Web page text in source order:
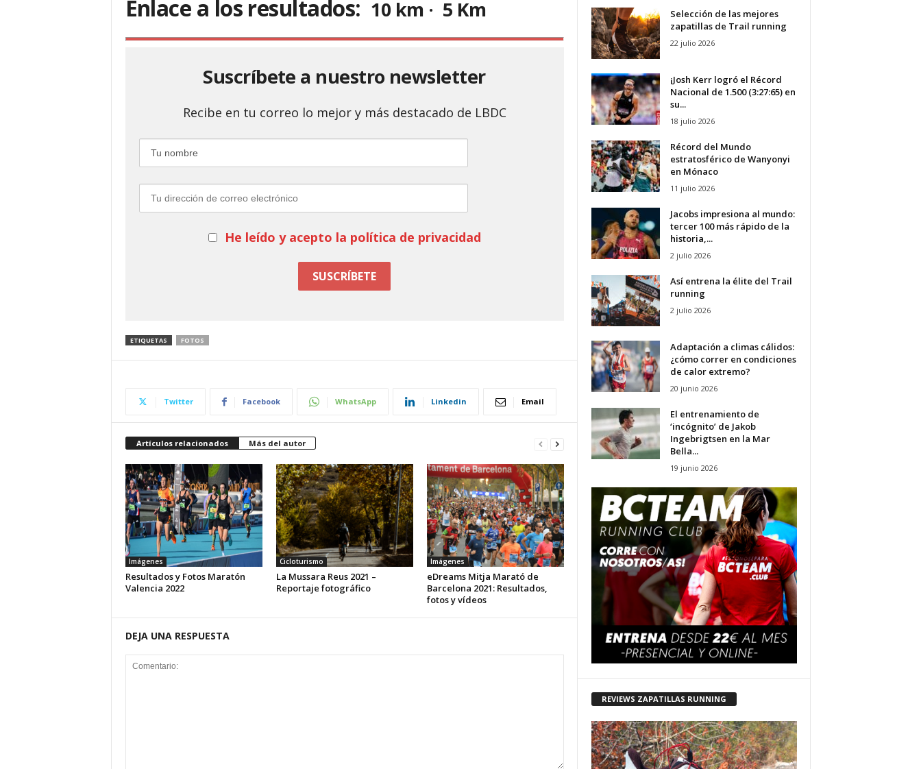
Enlace a los resultados: 10 km · 5 Km
Suscríbete a nuestro newsletter
Recibe en tu correo lo mejor y más destacado de LBDC
He leído y acepto la política de privacidad
ETIQUETAS FOTOS
Twitter Facebook WhatsApp Linkedin Email
Artículos relacionados Más del autor
Imágenes
Resultados y Fotos Maratón
Valencia 2022
Cicloturismo
La Mussara Reus 2021 –
Reportaje fotográfico
Imágenes
eDreams Mitja Marató de
Barcelona 2021: Resultados,
fotos y vídeos
DEJA UNA RESPUESTA
Selección de las mejores
zapatillas de Trail running
22 julio 2026
¡Josh Kerr logró el Récord
Nacional de 1.500 (3:27:65) en
su...
18 julio 2026
Récord del Mundo
estratosférico de Wanyonyi
en Mónaco
11 julio 2026
Jacobs impresiona al mundo:
tercer 100 más rápido de la
historia,...
2 julio 2026
Así entrena la élite del Trail
running
2 julio 2026
Adaptación a climas cálidos:
¿cómo correr en condiciones
de calor extremo?
20 junio 2026
El entrenamiento de
‘incógnito’ de Jakob
Ingebrigtsen en la Mar
Bella...
19 junio 2026
REVIEWS ZAPATILLAS RUNNING